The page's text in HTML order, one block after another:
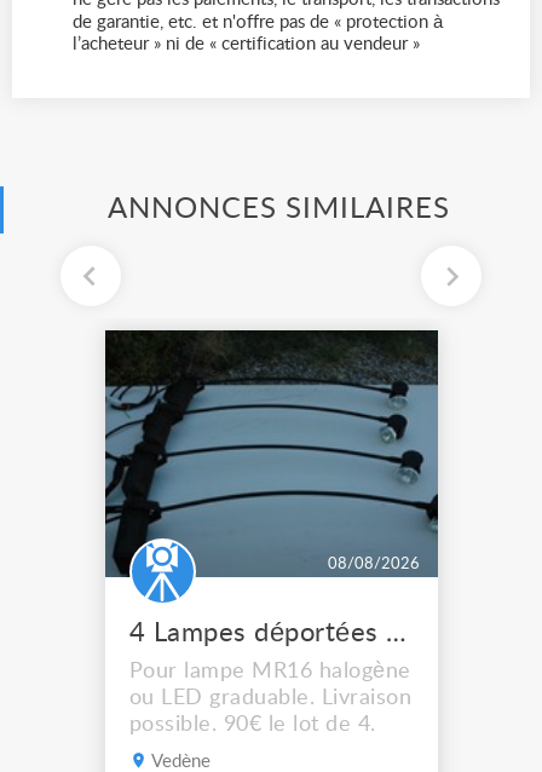
de garantie, etc. et n'offre pas de « protection à
l’acheteur » ni de « certification au vendeur »
ANNONCES SIMILAIRES
08/08/2026
4 Lampes déportées pour tableau
Pour lampe MR16 halogène
ou LED graduable. Livraison
possible. 90€ le lot de 4.
Vedène